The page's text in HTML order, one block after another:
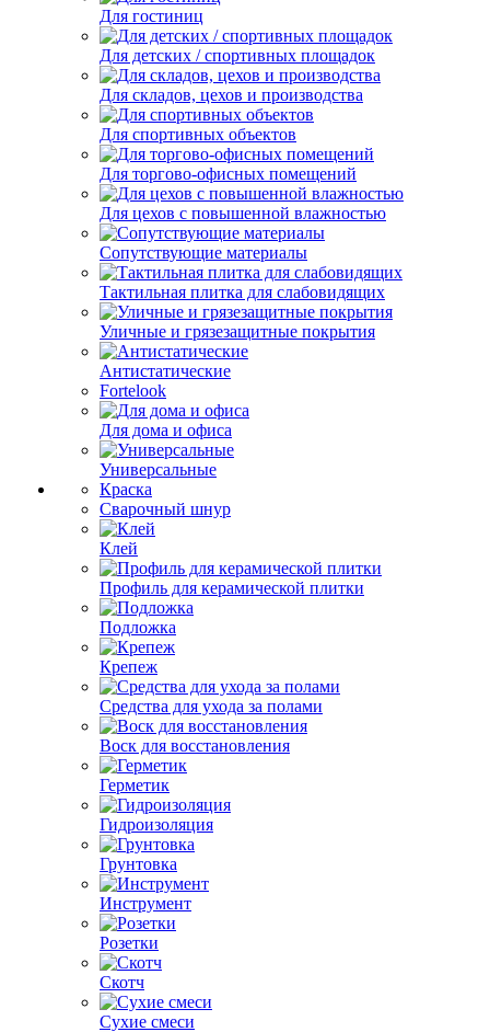
Для гостиниц
Для детских / спортивных площадок
Для складов, цехов и производства
Для спортивных объектов
Для торгово-офисных помещений
Для цехов с повышенной влажностью
Сопутствующие материалы
Тактильная плитка для слабовидящих
Уличные и грязезащитные покрытия
Антистатические
Fortelook
Для дома и офиса
Универсальные
Краска
Сварочный шнур
Клей
Профиль для керамической плитки
Подложка
Крепеж
Средства для ухода за полами
Воск для восстановления
Герметик
Гидроизоляция
Грунтовка
Инструмент
Розетки
Скотч
Сухие смеси